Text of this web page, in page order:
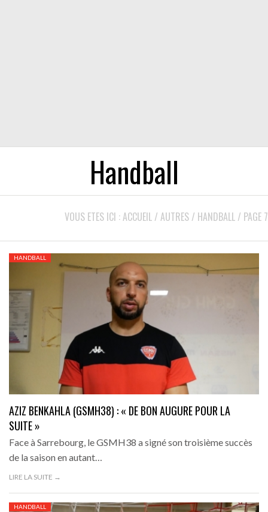
Handball
VOUS ETES ICI : ACCUEIL / AUTRES / HANDBALL / PAGE 7
HANDBALL
AZIZ BENKAHLA (GSMH38) : « DE BON AUGURE POUR LA
SUITE »
Face à Sarrebourg, le GSMH38 a signé son troisième succès
de la saison en autant…
LIRE LA SUITE →
HANDBALL